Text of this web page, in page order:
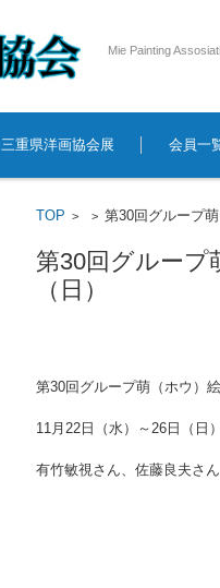
Mie Painting
三重県洋画協会展 会員一
TOP > > 第30回グループ
第30回グループ
（日）
第30回グループ萌（ホウ）
11月22日（水）～26日（日）
有竹敏視さん、佐藤良夫さ